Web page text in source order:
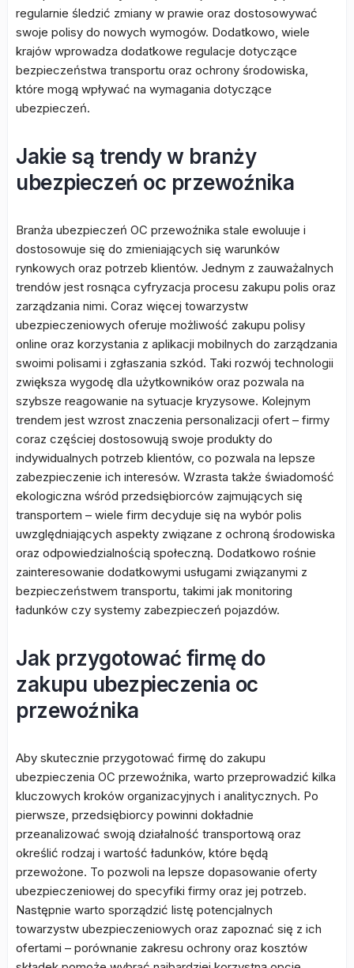
regularnie śledzić zmiany w prawie oraz dostosowywać
swoje polisy do nowych wymogów. Dodatkowo, wiele
krajów wprowadza dodatkowe regulacje dotyczące
bezpieczeństwa transportu oraz ochrony środowiska,
które mogą wpływać na wymagania dotyczące
ubezpieczeń.
Jakie są trendy w branży
ubezpieczeń oc przewoźnika
Branża ubezpieczeń OC przewoźnika stale ewoluuje i
dostosowuje się do zmieniających się warunków
rynkowych oraz potrzeb klientów. Jednym z zauważalnych
trendów jest rosnąca cyfryzacja procesu zakupu polis oraz
zarządzania nimi. Coraz więcej towarzystw
ubezpieczeniowych oferuje możliwość zakupu polisy
online oraz korzystania z aplikacji mobilnych do zarządzania
swoimi polisami i zgłaszania szkód. Taki rozwój technologii
zwiększa wygodę dla użytkowników oraz pozwala na
szybsze reagowanie na sytuacje kryzysowe. Kolejnym
trendem jest wzrost znaczenia personalizacji ofert – firmy
coraz częściej dostosowują swoje produkty do
indywidualnych potrzeb klientów, co pozwala na lepsze
zabezpieczenie ich interesów. Wzrasta także świadomość
ekologiczna wśród przedsiębiorców zajmujących się
transportem – wiele firm decyduje się na wybór polis
uwzględniających aspekty związane z ochroną środowiska
oraz odpowiedzialnością społeczną. Dodatkowo rośnie
zainteresowanie dodatkowymi usługami związanymi z
bezpieczeństwem transportu, takimi jak monitoring
ładunków czy systemy zabezpieczeń pojazdów.
Jak przygotować firmę do
zakupu ubezpieczenia oc
przewoźnika
Aby skutecznie przygotować firmę do zakupu
ubezpieczenia OC przewoźnika, warto przeprowadzić kilka
kluczowych kroków organizacyjnych i analitycznych. Po
pierwsze, przedsiębiorcy powinni dokładnie
przeanalizować swoją działalność transportową oraz
określić rodzaj i wartość ładunków, które będą
przewożone. To pozwoli na lepsze dopasowanie oferty
ubezpieczeniowej do specyfiki firmy oraz jej potrzeb.
Następnie warto sporządzić listę potencjalnych
towarzystw ubezpieczeniowych oraz zapoznać się z ich
ofertami – porównanie zakresu ochrony oraz kosztów